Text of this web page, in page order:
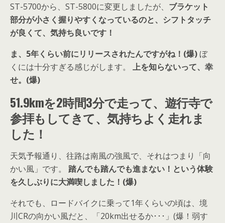
ST-5700から、ST-5800に変更しましたが、 ブラケット
部分が小さく握りやすくなっているのと、シフトタッチ
が良くて、気持ち良いです！
ま、5年くらい前にリリースされたんですがね！(爆)ぼ
くには十分すぎる感じがします。 上を知らないって、幸
せ。(爆)
51.9kmを2時間3分で走って、遊行寺で
参拝もしてきて、気持ちよく走れま
した！
天気予報通り、往路は南風の強風で、それはつまり「向
かい風」です。 踏んでも踏んでも進まない！という体験
を久しぶりに大満喫しました！(爆)
それでも、ロードバイクに乗って1年くらいの頃は、境
川CRの向かい風だと、「20km出せるか･･･」(爆！弱す